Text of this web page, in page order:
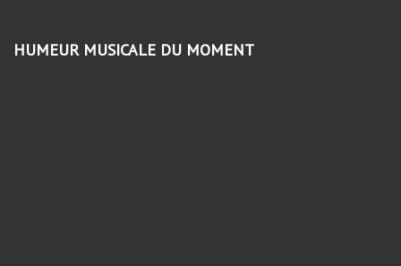
HUMEUR MUSICALE DU MOMENT